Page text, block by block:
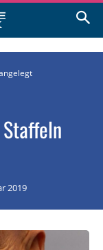
2019